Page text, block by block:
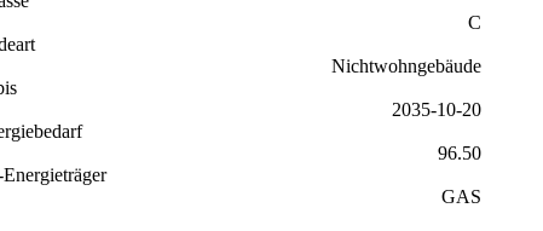
C
Nichtwohngebäude
2035-10-20
96.50
GAS